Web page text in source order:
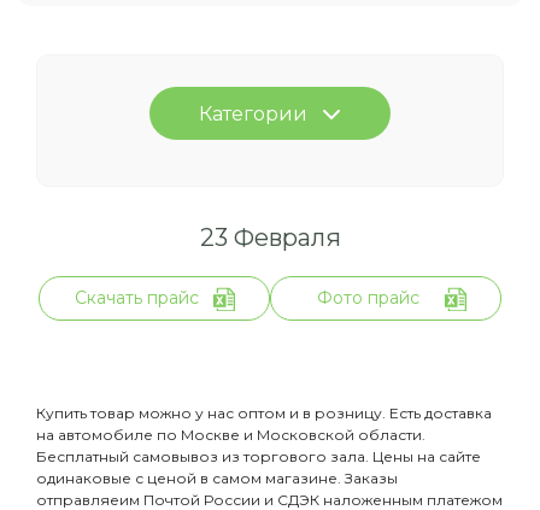
Категории
23 Февраля
Скачать прайс Фото прайс
Купить товар можно у нас оптом и в розницу. Есть доставка
на автомобиле по Москве и Московской области.
Бесплатный самовывоз из торгового зала. Цены на сайте
одинаковые с ценой в самом магазине. Заказы
отправляеим Почтой России и СДЭК наложенным платежом